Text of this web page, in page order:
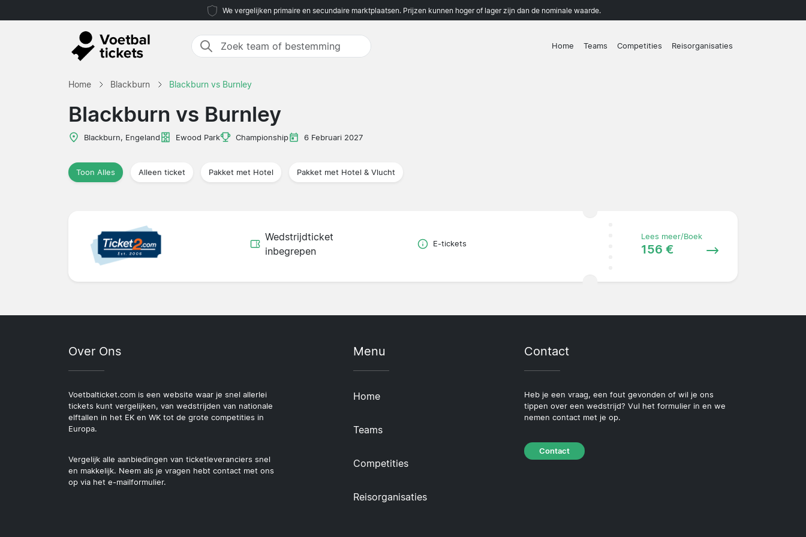
We vergelijken primaire en secundaire marktplaatsen. Prijzen kunnen hoger of lager zijn dan de nominale waarde.
Home Teams Competities Reisorganisaties
Home Blackburn Blackburn vs Burnley
Blackburn vs Burnley
Blackburn, Engeland Ewood Park Championship 6 Februari 2027
Toon Alles Alleen ticket Pakket met Hotel Pakket met Hotel & Vlucht
Wedstrijdticket
inbegrepen
E-tickets
Lees meer/Boek
156 €
Over Ons
Voetbalticket.com is een website waar je snel allerlei
tickets kunt vergelijken, van wedstrijden van nationale
elftallen in het EK en WK tot de grote competities in
Europa.
Vergelijk alle aanbiedingen van ticketleveranciers snel
en makkelijk. Neem als je vragen hebt contact met ons
op via het e-mailformulier.
Menu
Home
Teams
Competities
Reisorganisaties
Contact
Heb je een vraag, een fout gevonden of wil je ons
tippen over een wedstrijd? Vul het formulier in en we
nemen contact met je op.
Contact